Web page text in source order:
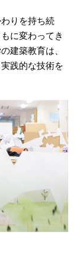
りを持ち続
に変わってき
建築教育は、
践的な技術を